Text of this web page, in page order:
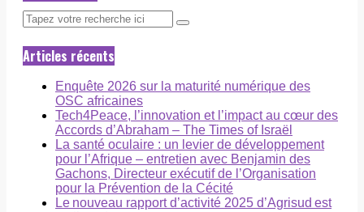
Articles récents
Enquête 2026 sur la maturité numérique des
OSC africaines
Tech4Peace, l’innovation et l’impact au cœur des
Accords d’Abraham – The Times of Israël
La santé oculaire : un levier de développement
pour l’Afrique – entretien avec Benjamin des
Gachons, Directeur exécutif de l’Organisation
pour la Prévention de la Cécité
Le nouveau rapport d’activité 2025 d’Agrisud est